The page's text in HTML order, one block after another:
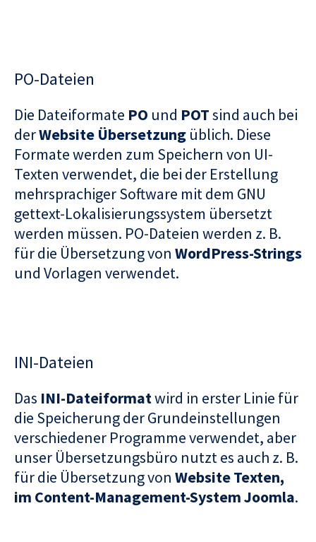
PO-Dateien
Die Dateiformate PO und POTsind auch bei
derWebsite Übersetzung üblich. Diese
Formate werden zum Speichern von UI-
Texten verwendet, die bei der Erstellung
mehrsprachiger Software mit dem GNU
gettext-Lokalisierungssystem übersetzt
werden müssen. PO-Dateien werden z. B.
für die Übersetzung von WordPress-Strings
und Vorlagen verwendet.
INI-Dateien
Das INI-Dateiformatwird in erster Linie für
die Speicherung der Grundeinstellungen
verschiedener Programme verwendet, aber
unser Übersetzungsbüro nutzt es auch z. B.
für die Übersetzung von Website Texten,
im Content-Management-System Joomla.